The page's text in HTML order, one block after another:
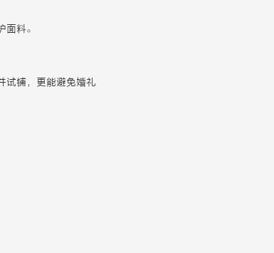
料。
试铺，更能避免婚礼